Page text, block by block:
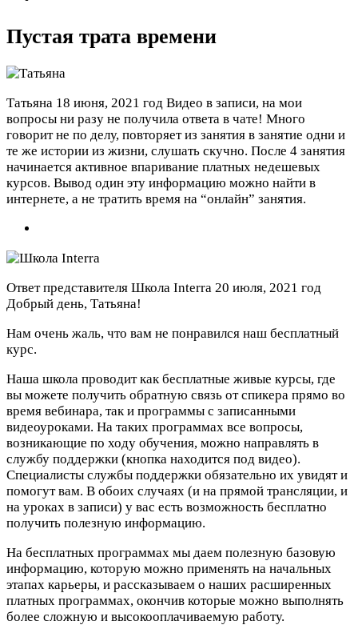
Пустая трата времени
Татьяна 18 июня, 2021 год Видео в записи, на мои
вопросы ни разу не получила ответа в чате! Много
говорит не по делу, повторяет из занятия в занятие одни и
те же истории из жизни, слушать скучно. После 4 занятия
начинается активное впаривание платных недешевых
курсов. Вывод один эту информацию можно найти в
интернете, а не тратить время на “онлайн” занятия.
Ответ представителя Школа Interra 20 июля, 2021 год
Добрый день, Татьяна!
Нам очень жаль, что вам не понравился наш бесплатный
курс.
Наша школа проводит как бесплатные живые курсы, где
вы можете получить обратную связь от спикера прямо во
время вебинара, так и программы с записанными
видеоуроками. На таких программах все вопросы,
возникающие по ходу обучения, можно направлять в
службу поддержки (кнопка находится под видео).
Специалисты службы поддержки обязательно их увидят и
помогут вам. В обоих случаях (и на прямой трансляции, и
на уроках в записи) у вас есть возможность бесплатно
получить полезную информацию.
На бесплатных программах мы даем полезную базовую
информацию, которую можно применять на начальных
этапах карьеры, и рассказываем о наших расширенных
платных программах, окончив которые можно выполнять
более сложную и высокооплачиваемую работу.